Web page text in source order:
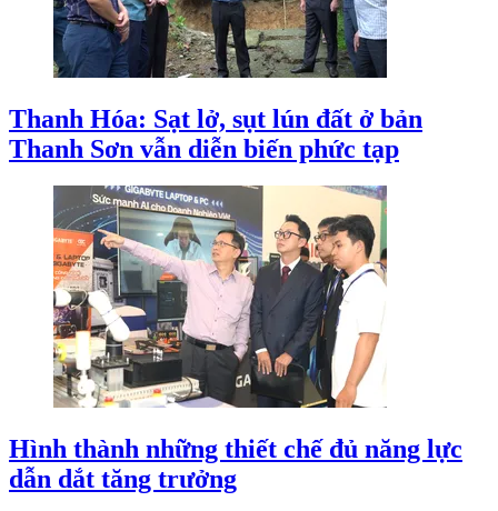
Thanh Hóa: Sạt lở, sụt lún đất ở bản
Thanh Sơn vẫn diễn biến phức tạp
Hình thành những thiết chế đủ năng lực
dẫn dắt tăng trưởng